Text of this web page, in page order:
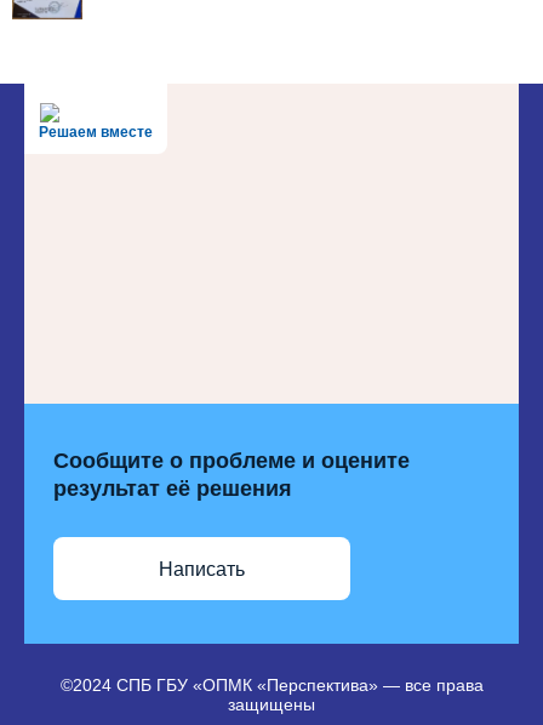
Решаем вместе
Сообщите о проблеме и оцените
результат её решения
Написать
©2024 СПБ ГБУ «ОПМК «Перспектива» — все права
защищены